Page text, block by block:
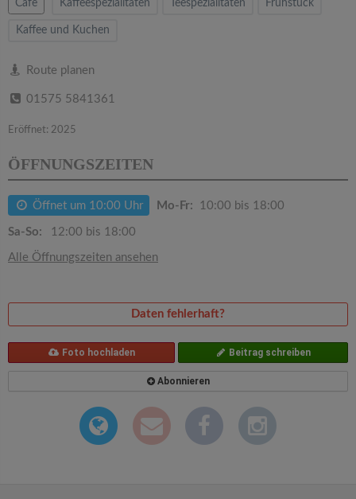
Cafe Kaffeespezialitäten Teespezialitäten Frühstück
Kaffee und Kuchen
Route planen
01575 5841361
Eröffnet: 2025
ÖFFNUNGSZEITEN
Öffnet um 10:00 Uhr Mo-Fr: 10:00 bis 18:00
Sa-So: 12:00 bis 18:00
Alle Öffnungszeiten ansehen
Daten fehlerhaft?
Foto hochladen Beitrag schreiben
Abonnieren
a
t
i
o